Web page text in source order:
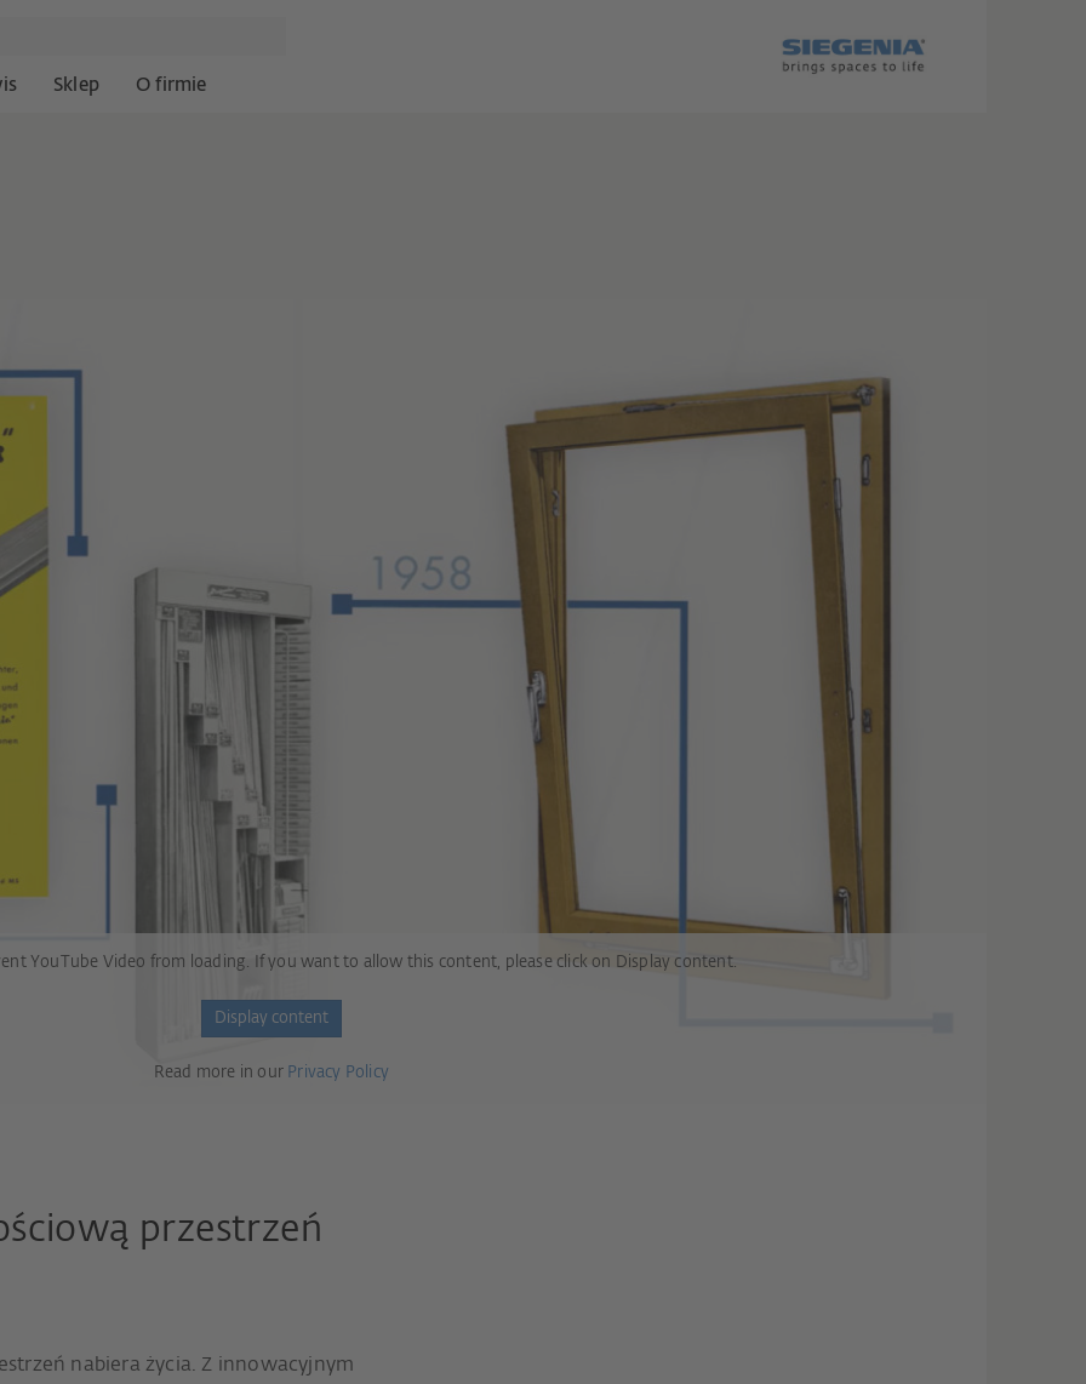
Sklep O firmie
YouTube Video from loading. If you want to allow this content, please click on Display content.
Display content
Read more in our Privacy Policy
przestrzeń
nabiera życia. Z innowacyjnym